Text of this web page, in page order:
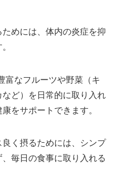
めには、体内の炎症を抑
富なフルーツや野菜（キ
ど）を日常的に取り入れ
をサポートできます。
く摂るためには、シンプ
毎日の食事に取り入れる